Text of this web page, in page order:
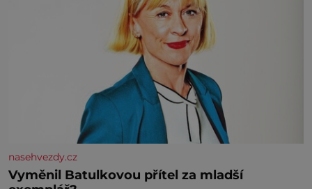
nasehvezdy.cz
Vyměnil Batulkovou přítel za mladší